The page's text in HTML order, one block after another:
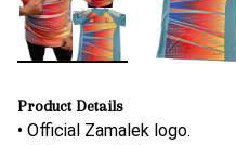
Product Details
• Official Zamalek logo.